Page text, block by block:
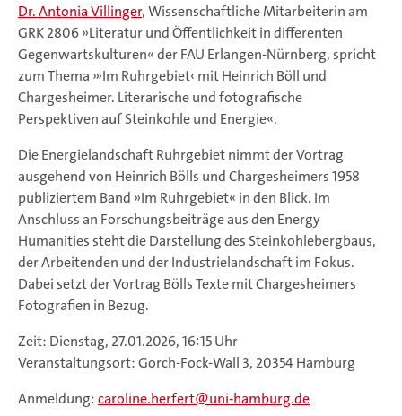
Dr. Antonia Villinger, Wissenschaftliche Mitarbeiterin am
GRK 2806 »Literatur und Öffentlichkeit in differenten
Gegenwartskulturen« der FAU Erlangen-Nürnberg, spricht
zum Thema »›Im Ruhrgebiet‹ mit Heinrich Böll und
Chargesheimer. Literarische und fotografische
Perspektiven auf Steinkohle und Energie«.
Die Energielandschaft Ruhrgebiet nimmt der Vortrag
ausgehend von Heinrich Bölls und Chargesheimers 1958
publiziertem Band »Im Ruhrgebiet« in den Blick. Im
Anschluss an Forschungsbeiträge aus den Energy
Humanities steht die Darstellung des Steinkohlebergbaus,
der Arbeitenden und der Industrielandschaft im Fokus.
Dabei setzt der Vortrag Bölls Texte mit Chargesheimers
Fotografien in Bezug.
Zeit: Dienstag, 27.01.2026, 16:15 Uhr
Veranstaltungsort: Gorch-Fock-Wall 3, 20354 Hamburg
Anmeldung:caroline.herfert uni-hamburg.de